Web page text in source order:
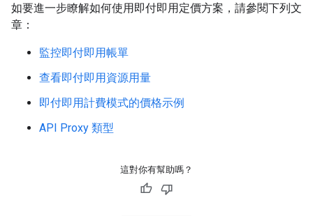
如要進一步瞭解如何使用即付即用定價方案，請參閱下列文
章：
監控即付即用帳單
查看即付即用資源用量
即付即用計費模式的價格示例
API Proxy 類型
這對你有幫助嗎？